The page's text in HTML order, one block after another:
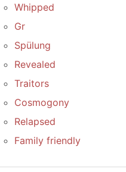
Whipped
Gr
Spülung
Revealed
Traitors
Cosmogony
Relapsed
Family friendly